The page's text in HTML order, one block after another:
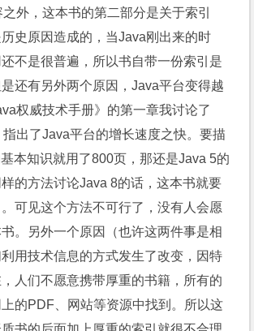
外，这本书的第二部分是关于索引
史原因造成的，当Java刚出来的时
不是很普遍，所以书自带一份索引是
还有另外两个原因，Java平台变得越
权威技术手册》的第一章我讨论了
出了Java平台的增长速度之快。要描
本知识就用了800页，那还是Java 5的
的方法讨论Java 8的话，这本书就要
可见这个方法不可行了，没有人会愿
。另外一个原因（也许这两件事是相
用技术信息的方式发生了改变，因特
人们不愿意携带厚重的书籍，所有的
的PDF、网站等资源中找到。所以这